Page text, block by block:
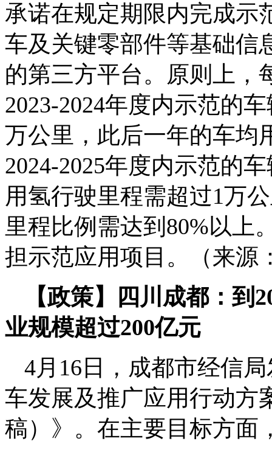
承诺在规定期限内完成示
车及关键零部件等基础信
的第三方平台。原则上，
2023-2024年度内示范的
万公里，此后一年的车均
2024-2025年度内示范的
用氢行驶里程需超过1万
里程比例需达到80%以上
担示范应用项目。（来源
【政策】四川成都：到
业规模超过200亿元
4月16日，成都市经信
车发展及推广应用行动方
稿）》。在主要目标方面